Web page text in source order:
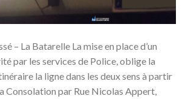
– La Batarelle La mise en place d’un
par les services de Police, oblige la
la ligne dans les deux sens à partir
Consolation par Rue Nicolas Appert,